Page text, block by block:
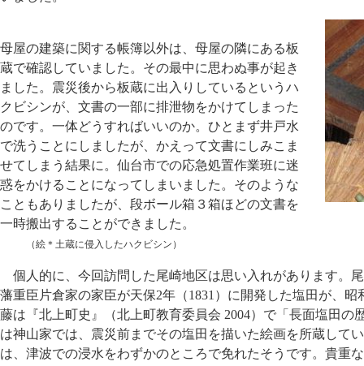
母屋の建築に関する帳簿以外は、母屋の隣にある板
蔵で確認していました。その最中に思わぬ事が起き
ました。震災後から板蔵に出入りしているというハ
クビシンが、文書の一部に排泄物をかけてしまった
のです。一体どうすればいいのか。ひとまず井戸水
で洗うことにしましたが、かえって文書にしみこま
せてしまう結果に。仙台市での応急処置作業班に迷
惑をかけることになってしまいました。そのような
こともありましたが、段ボール箱３箱ほどの文書を
一時搬出することができました。
（絵＊土蔵に侵入したハクビシン）
個人的に、今回訪問した尾崎地区は思い入れがあります。
藩重臣片倉家の家臣が天保2年（1831）に開発した塩田が、昭
藤は『北上町史』（北上町教育委員会 2004）で「長面塩田の
は神山家では、震災前までその塩田を描いた絵画を所蔵して
は、津波での浸水をわずかのところで免れたそうです。貴重